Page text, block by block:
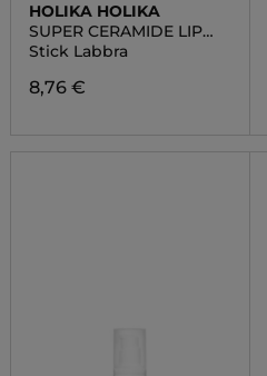
HOLIKA HOLIKA
SUPER CERAMIDE LIP
OIL STICK
Stick Labbra
8,76 €